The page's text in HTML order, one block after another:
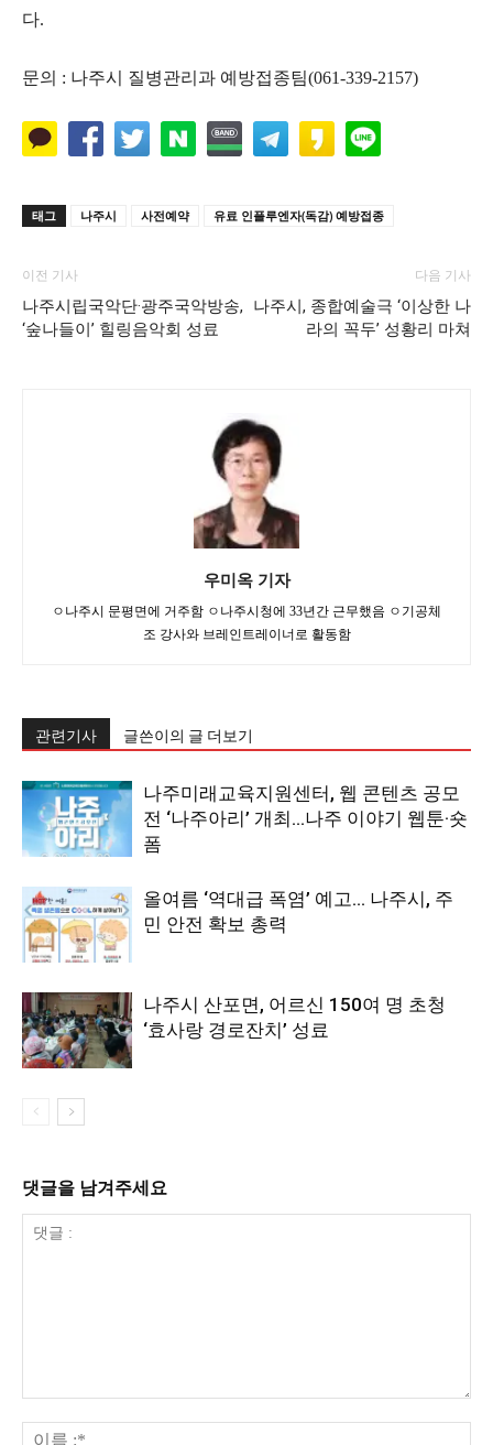
다.
문의 : 나주시 질병관리과 예방접종팀(061-339-2157)
태그 나주시 사전예약 유료 인플루엔자(독감) 예방접종
이전 기사
나주시립국악단·광주국악방송,
‘숲나들이’ 힐링음악회 성료
다음 기사
나주시, 종합예술극 ‘이상한 나
라의 꼭두’ 성황리 마쳐
우미옥 기자
ㅇ나주시 문평면에 거주함 ㅇ나주시청에 33년간 근무했음 ㅇ기공체
조 강사와 브레인트레이너로 활동함
관련기사 글쓴이의 글 더보기
나주미래교육지원센터, 웹 콘텐츠 공모
전 ‘나주아리’ 개최…나주 이야기 웹툰·숏
폼
올여름 ‘역대급 폭염’ 예고… 나주시, 주
민 안전 확보 총력
나주시 산포면, 어르신 150여 명 초청
‘효사랑 경로잔치’ 성료
댓글을 남겨주세요